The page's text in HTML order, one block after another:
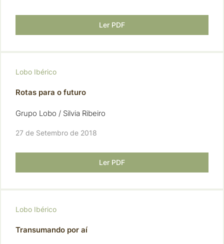
Ler PDF
Lobo Ibérico
Rotas para o futuro
Grupo Lobo / Silvia Ribeiro
27 de Setembro de 2018
Ler PDF
Lobo Ibérico
Transumando por aí